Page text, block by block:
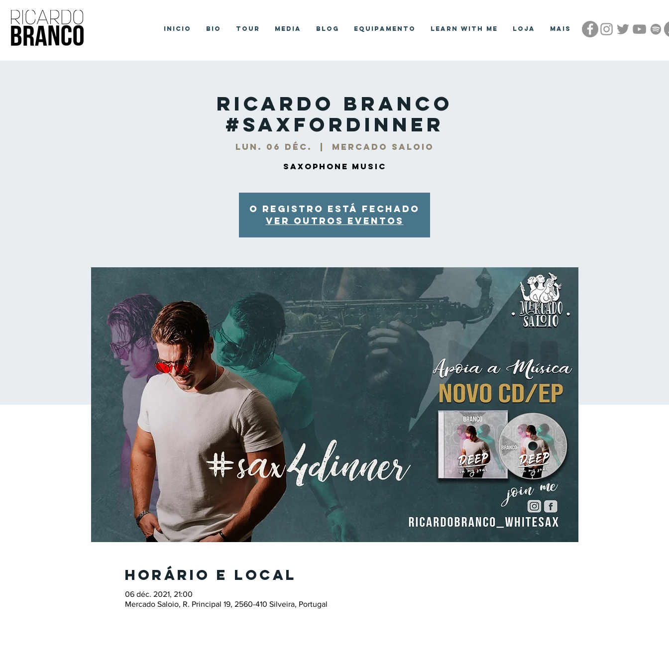
Inicio Bio Tour Media Blog Equipamento Learn With Me Loja Mais
Ricardo Branco
#SaxForDinner
lun. 06 déc. Mercado Saloio
Saxophone Music
O registro está fechado
Ver outros eventos
Horário e local
06 déc. 2021, 21:00
Mercado Saloio, R. Principal 19, 2560-410 Silveira, Portugal